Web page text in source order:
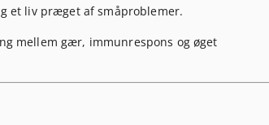
et liv præget af småproblemer.
mellem gær, immunrespons og øget